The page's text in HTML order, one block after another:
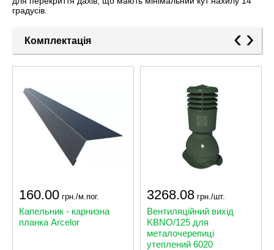
градусів.
Комплектація ‹ ›
160.00 грн./м.пог.
Капельник - карнизна
планка Arcelor
3268.08 грн./шт.
Вентиляційний вихід
KBNO/125 для
металочерепиці
утеплений 6020